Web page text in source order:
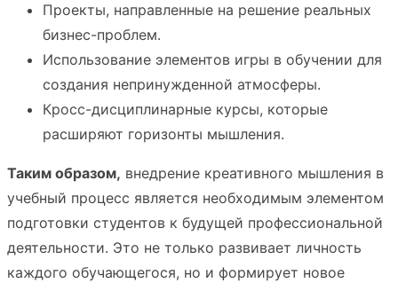
Проекты, направленные на решение реальных
бизнес-проблем.
Использование элементов игры в обучении для
создания непринужденной атмосферы.
Кросс-дисциплинарные курсы, которые
расширяют горизонты мышления.
Таким образом, внедрение креативного мышления в
учебный процесс является необходимым элементом
подготовки студентов к будущей профессиональной
деятельности. Это не только развивает личность
каждого обучающегося, но и формирует новое